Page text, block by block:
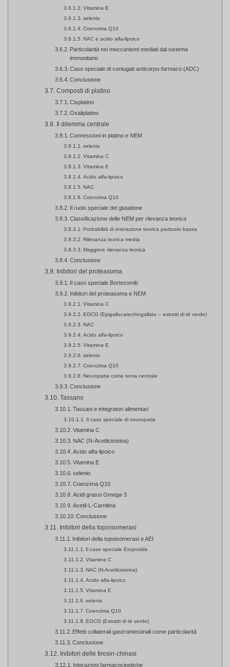
Vitamina E
selenio
Coenzima Q10
NAC e acido alfa-lipoico
Particolarità nei meccanismi mediati dal sistema
immunitario
Caso speciale di coniugati anticorpo-farmaco (ADC)
Conclusione
Composti di platino
Cisplatino
Oxaliplatino
Il dilemma centrale
Connessioni in platino e NEM
selenio
Vitamina C
Vitamina E
Acido alfa-lipoico
NAC
Coenzima Q10
Il ruolo speciale del glutatione
Classificazione delle NEM per rilevanza teorica
Probabilità di interazione teorica piuttosto bassa
Rilevanza teorica media
Maggiore rilevanza teorica
Conclusione
Inibitori del proteasoma
Il caso speciale Bortezomib
Inibitori del proteasoma e NEM
Vitamina C
EGCG (Epigallocatechingallato – estratti di tè verde)
NAC
Acido alfa-lipoico
Vitamina E
selenio
Coenzima Q10
Neuropatia come tema centrale
Conclusione
Tassano
Tassani e integratori alimentari
Il caso speciale di neuropatia
Vitamina C
NAC (N-Acetilcisteina)
Acido alfa-lipoico
Vitamina E
selenio
Coenzima Q10
Acidi grassi Omega-3
Acetil-L-Carnitina
Conclusione
Inibitori della topoisomerasi
Inibitori della topoisomerasi e AEI
Il caso speciale Etoposide
Vitamina C
NAC (N-Acetilcisteina)
Acido alfa-lipoico
Vitamina E
selenio
Coenzima Q10
EGCG (Estratti di tè verde)
Effetti collaterali gastrointestinali come particolarità
Conclusione
Inibitori delle tirosin-chinasi
Interazioni farmacocinetiche